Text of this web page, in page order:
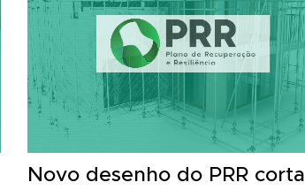
Novo desenho do PRR corta